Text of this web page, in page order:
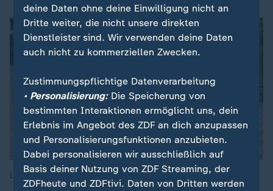
Leyla Mkhinini
deine Daten ohne deine Einwilligung nicht an
Dritte weiter, die nicht unsere direkten
Dienstleister sind. Wir verwenden deine Daten
auch nicht zu kommerziellen Zwecken.
Zustimmungspflichtige Datenverarbeitung
• Personalisierung:Die Speicherung von
bestimmten Interaktionen ermöglicht uns, dein
Erlebnis im Angebot des ZDF an dich anzupassen
und Personalisierungsfunktionen anzubieten.
Dabei personalisieren wir ausschließlich auf
Basis deiner Nutzung von ZDF Streaming, der
ZDFheute und ZDFtivi. Daten von Dritten werden